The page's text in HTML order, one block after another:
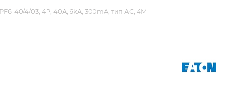
40/4/03, 4P, 40A, 6kA, 300mA, тип АC, 4M